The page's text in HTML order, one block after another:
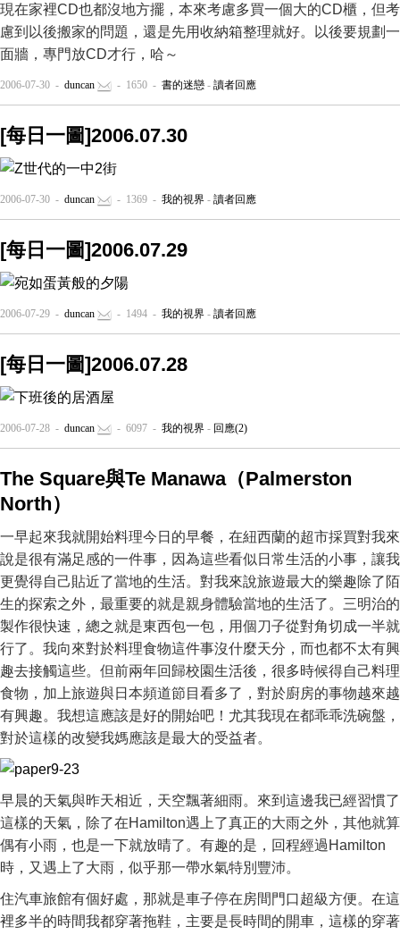
現在家裡CD也都沒地方擺，本來考慮多買一個大的CD櫃，但考
慮到以後搬家的問題，還是先用收納箱整理就好。以後要規劃一
面牆，專門放CD才行，哈～
2006-07-30 - duncan - 1650 - 書的迷戀 - 讀者回應
[每日一圖]2006.07.30
2006-07-30 - duncan - 1369 - 我的視界 - 讀者回應
[每日一圖]2006.07.29
2006-07-29 - duncan - 1494 - 我的視界 - 讀者回應
[每日一圖]2006.07.28
2006-07-28 - duncan - 6097 - 我的視界 - 回應(2)
The Square與Te Manawa（Palmerston
North）
一早起來我就開始料理今日的早餐，在紐西蘭的超市採買對我來
說是很有滿足感的一件事，因為這些看似日常生活的小事，讓我
更覺得自己貼近了當地的生活。對我來說旅遊最大的樂趣除了陌
生的探索之外，最重要的就是親身體驗當地的生活了。三明治的
製作很快速，總之就是東西包一包，用個刀子從對角切成一半就
行了。我向來對於料理食物這件事沒什麼天分，而也都不太有興
趣去接觸這些。但前兩年回歸校園生活後，很多時候得自己料理
食物，加上旅遊與日本頻道節目看多了，對於廚房的事物越來越
有興趣。我想這應該是好的開始吧！尤其我現在都乖乖洗碗盤，
對於這樣的改變我媽應該是最大的受益者。
早晨的天氣與昨天相近，天空飄著細雨。來到這邊我已經習慣了
這樣的天氣，除了在Hamilton遇上了真正的大雨之外，其他就算
偶有小雨，也是一下就放晴了。有趣的是，回程經過Hamilton
時，又遇上了大雨，似乎那一帶水氣特別豐沛。
住汽車旅館有個好處，那就是車子停在房間門口超級方便。在這
裡多半的時間我都穿著拖鞋，主要是長時間的開車，這樣的穿著